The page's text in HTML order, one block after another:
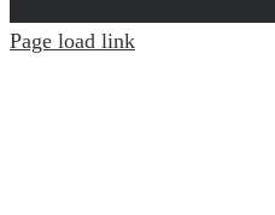
Page load link